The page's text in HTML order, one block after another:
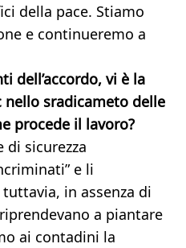
della pace. Stiamo
e continueremo a
dell’accordo, vi è la
nello sradicameto delle
procede il lavoro?
di sicurezza
e li
in assenza di
a piantare
ai contadini la